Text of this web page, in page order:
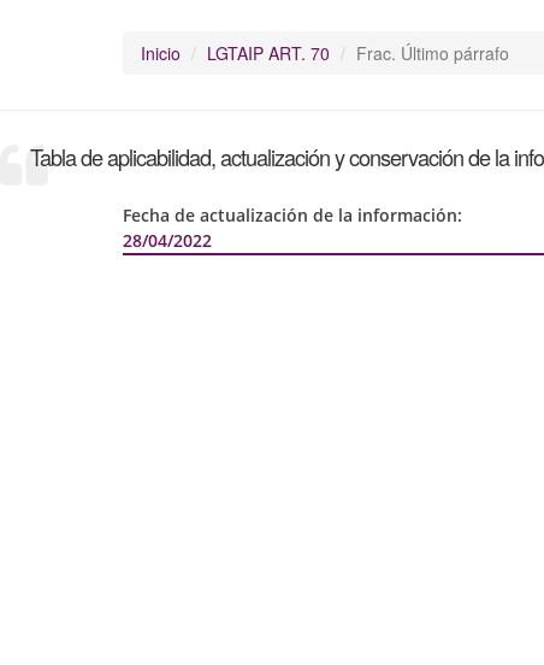
Inicio LGTAIP ART. 70 Frac. Último párrafo
Tabla de aplicabilidad, actualización y conservación de la
Fecha de actualización de la información:
28/04/2022